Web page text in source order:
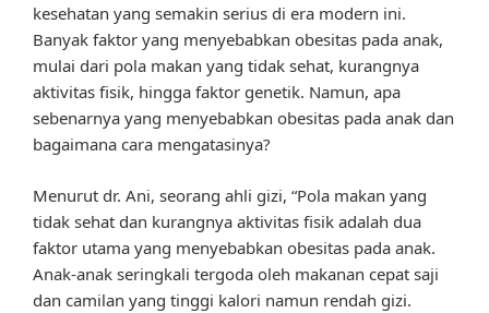
kesehatan yang semakin serius di era modern ini.
Banyak faktor yang menyebabkan obesitas pada anak,
mulai dari pola makan yang tidak sehat, kurangnya
aktivitas fisik, hingga faktor genetik. Namun, apa
sebenarnya yang menyebabkan obesitas pada anak dan
bagaimana cara mengatasinya?
Menurut dr. Ani, seorang ahli gizi, “Pola makan yang
tidak sehat dan kurangnya aktivitas fisik adalah dua
faktor utama yang menyebabkan obesitas pada anak.
Anak-anak seringkali tergoda oleh makanan cepat saji
dan camilan yang tinggi kalori namun rendah gizi.